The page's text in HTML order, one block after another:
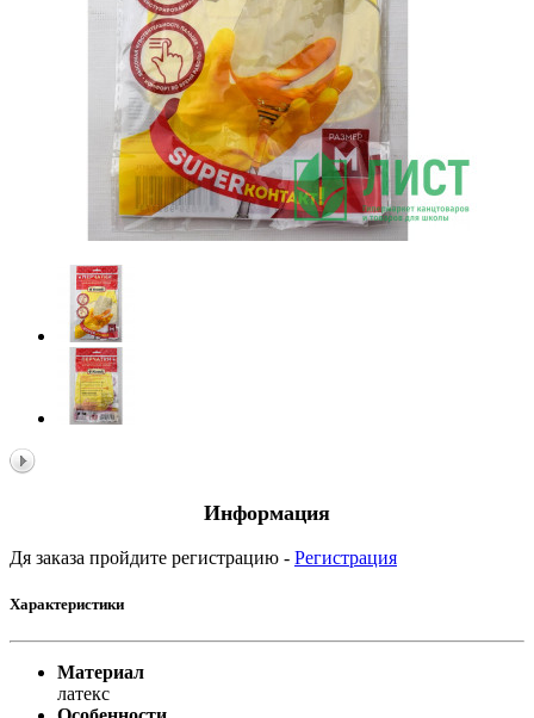
Информация
Дя заказа пройдите регистрацию - Регистрация
Характеристики
Материал
латекс